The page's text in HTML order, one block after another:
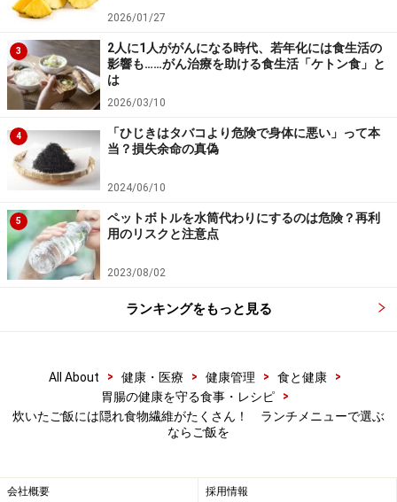
2026/01/27
3
2人に1人ががんになる時代、若年化には食生活の
影響も……がん治療を助ける食生活「ケトン食」と
は
2026/03/10
4
「ひじきはタバコより危険で身体に悪い」って本
当？損失余命の真偽
2024/06/10
5
ペットボトルを水筒代わりにするのは危険？再利
用のリスクと注意点
2023/08/02
ランキングをもっと見る
All About > 健康・医療 > 健康管理 > 食と健康
>
胃腸の健康を守る食事・レシピ
>
炊いたご飯には隠れ食物繊維がたくさん！ ランチメニューで選ぶ
ならご飯を
会社概要 採用情報